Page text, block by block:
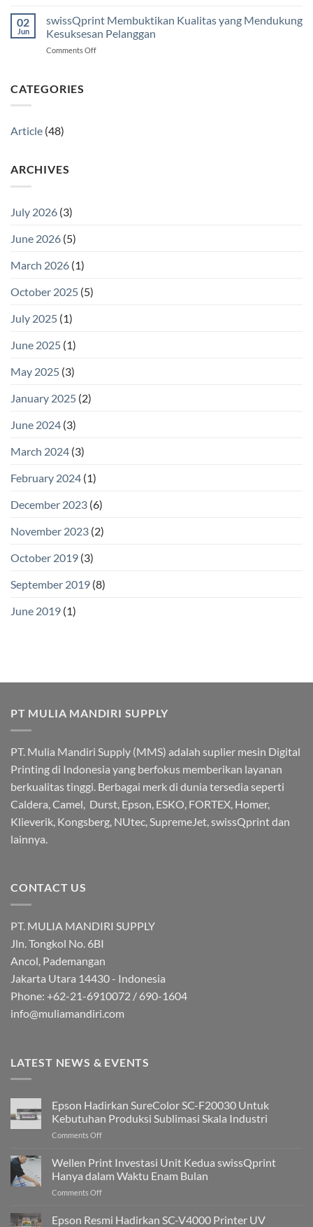
UV
Flatbed
Industri
Kreatif,
dan
Otomotif
02
Jun
swissQprint Membuktikan Kualitas yang Mendukung
Kesuksesan Pelanggan
Comments Offon
CATEGORIES
Article (48)
ARCHIVES
July 2026 (3)
June 2026 (5)
March 2026 (1)
October 2025 (5)
July 2025 (1)
June 2025 (1)
May 2025 (3)
January 2025 (2)
June 2024 (3)
March 2024 (3)
February 2024 (1)
December 2023 (6)
November 2023 (2)
October 2019 (3)
September 2019 (8)
June 2019 (1)
PT MULIA MANDIRI SUPPLY
PT. Mulia Mandiri Supply (MMS) adalah suplier mesin Digital
Printing di Indonesia yang berfokus memberikan layanan
berkualitas tinggi. Berbagai merk di dunia tersedia seperti
Caldera, Camel, Durst, Epson, ESKO, FORTEX, Homer,
Klieverik, Kongsberg, NUtec, SupremeJet, swissQprint dan
lainnya.
CONTACT US
PT. MULIA MANDIRI SUPPLY
Jln. Tongkol No. 6BI
Ancol, Pademangan
Jakarta Utara 14430 - Indonesia
Phone: +62-21-6910072 / 690-1604
info@muliamandiri.com
LATEST NEWS & EVENTS
Epson Hadirkan SureColor SC-F20030 Untuk
Kebutuhan Produksi Sublimasi Skala Industri
Comments Offon
Hadirkan
SC-
F20030
Kebutuhan
Wellen Print Investasi Unit Kedua swissQprint
Hanya dalam Waktu Enam Bulan
Comments Offon
Print
Epson Resmi Hadirkan SC-V4000 Printer UV